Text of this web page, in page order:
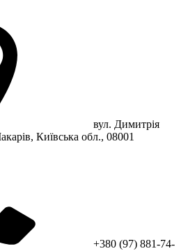
вул. Димитрія
Київська обл., 08001
+380 (97) 881-74-